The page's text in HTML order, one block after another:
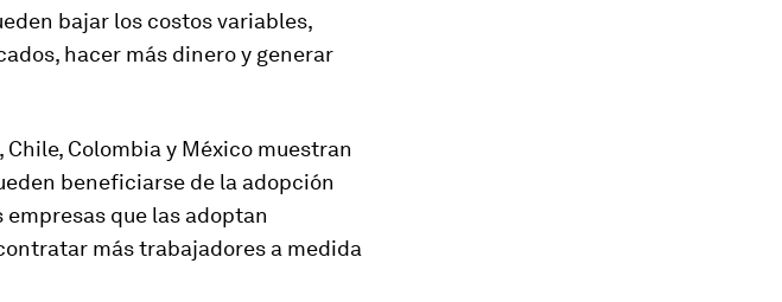
bajar los costos variables,
hacer más dinero y generar
Colombia y México muestran
beneficiarse de la adopción
que las adoptan
más trabajadores a medida